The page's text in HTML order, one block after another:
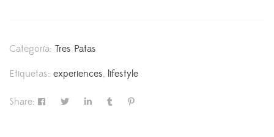
Categoría: Tres Patas
Etiquetas: experiences, lifestyle
Share: